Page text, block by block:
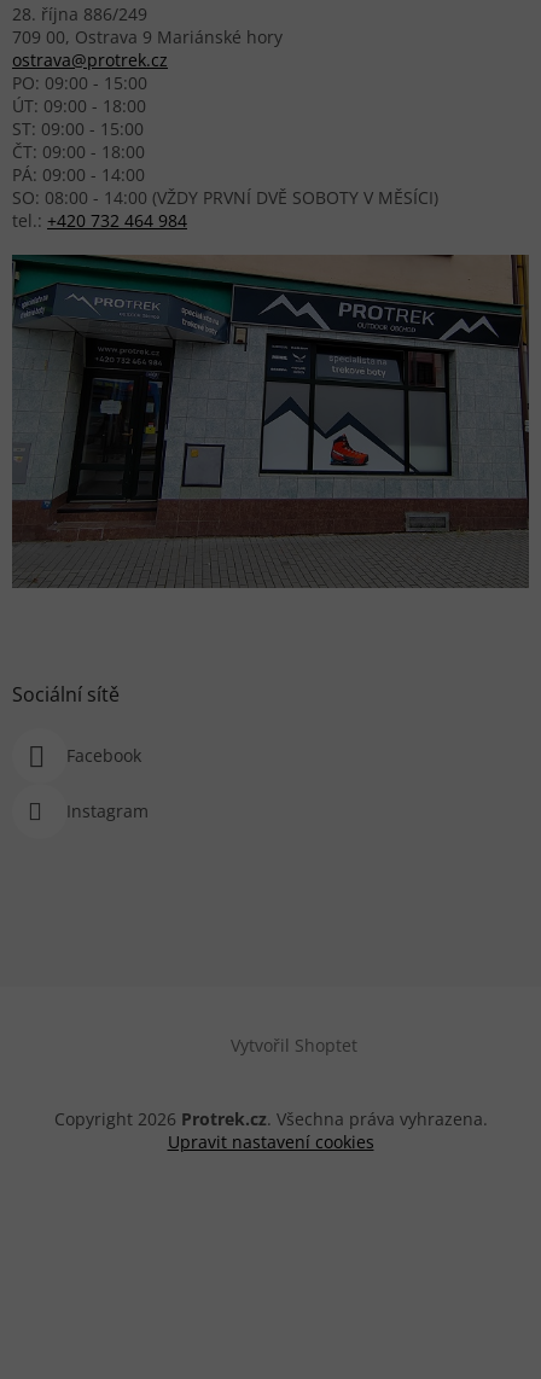
28. října 886/249
709 00, Ostrava 9 Mariánské hory
ostrava@protrek.cz
PO: 09:00 - 15:00
ÚT: 09:00 - 18:00
ST: 09:00 - 15:00
ČT: 09:00 - 18:00
PÁ: 09:00 - 14:00
SO: 08:00 - 14:00 (VŽDY PRVNÍ DVĚ SOBOTY V MĚSÍCI)
tel.: +420 732 464 984
Sociální sítě
Facebook
Instagram
Vytvořil Shoptet
Copyright 2026 Protrek.cz. Všechna práva vyhrazena.
Upravit nastavení cookies